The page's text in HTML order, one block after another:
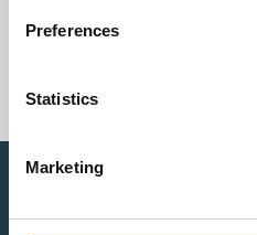
Preferences
Statistics
Marketing
I agree to allow Mentice to
data. See our